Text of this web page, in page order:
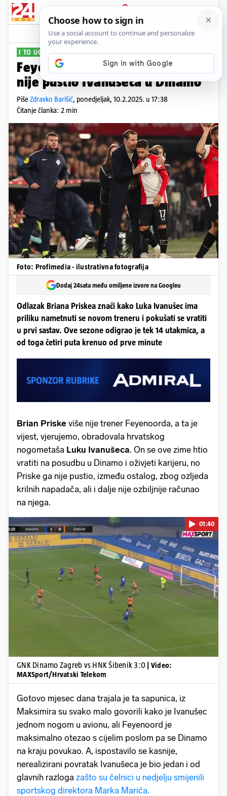
PRIJAVA
Sport Komentari
I TO UOČI LIGE PRVAKA
Feyenoord smijenio trenera koji
nije pustio Ivanušeca u Dinamo
PišeZdravko Barišić, ponedjeljak, 10.2.2025. u 17:38
Čitanje članka: 2 min
Foto: Profimedia - ilustrativna fotografija
Dodaj 24sata među omiljene izvore na Googleu
Odlazak Briana Priskea znači kako Luka Ivanušec ima
priliku nametnuti se novom treneru i pokušati se vratiti
u prvi sastav. Ove sezone odigrao je tek 14 utakmica, a
od toga četiri puta krenuo od prve minute
Brian Priske više nije trener Feyenoorda, a ta je
vijest, vjerujemo, obradovala hrvatskog
nogometaša Luku Ivanušeca. On se ove zime htio
vratiti na posudbu u Dinamo i oživjeti karijeru, no
Priske ga nije pustio, između ostalog, zbog ozljeda
krilnih napadača, ali i dalje nije ozbiljnije računao
na njega.
Pokretanje videa...
01:40
GNK Dinamo Zagreb vs HNK Šibenik 3:0
| Video:
MAXSport/Hrvatski Telekom
Gotovo mjesec dana trajala je ta sapunica, iz
Maksimira su svako malo govorili kako je Ivanušec
jednom nogom u avionu, ali Feyenoord je
maksimalno otezao s cijelim poslom pa se Dinamo
na kraju povukao. A, ispostavilo se kasnije,
nerealizirani povratak Ivanušeca je bio jedan i od
glavnih razloga zašto su čelnici u nedjelju smijenili
sportskog direktora Marka Marića.